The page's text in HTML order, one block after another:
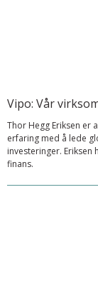
Vipo: Vår
Thor Hegg Eriksen er
erfaring med å lede
investeringer. Eriksen
finans.